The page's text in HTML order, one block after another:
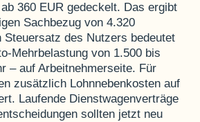
360 EUR gedeckelt. Das ergibt
Sachbezug von 4.320
Steuersatz des Nutzers bedeutet
Mehrbelastung von 1.500 bis
– auf Arbeitnehmerseite. Für
zusätzlich Lohnnebenkosten auf
Laufende Dienstwagenverträge
sollten jetzt neu